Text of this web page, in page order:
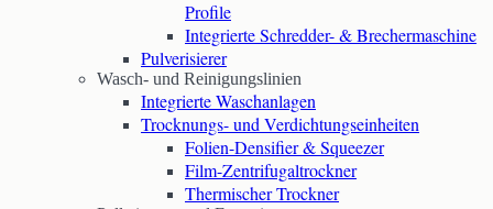
Profile
Integrierte Schredder- & Brechermaschine
Pulverisierer
Wasch- und Reinigungslinien
Integrierte Waschanlagen
Trocknungs- und Verdichtungseinheiten
Folien-Densifier & Squeezer
Film-Zentrifugaltrockner
Thermischer Trockner